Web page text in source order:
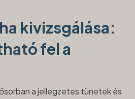
kivizsgálása:
fel a
a jellegzetes tünetek és